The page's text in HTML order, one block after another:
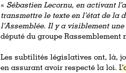
«Sébastien Lecornu, en activant
transmettre le texte en l’état de la
l’Assemblée. Il y a visiblement
député du groupe Rassemblement
Les subtilités législatives ont, là,
en assurant avoir respecté la loi. L